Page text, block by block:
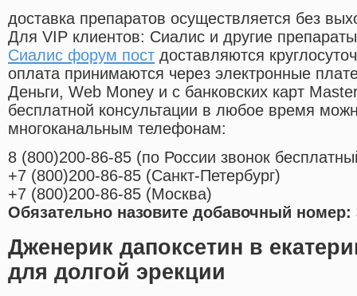
доставка препаратов осуществляется без
Для VIP клиентов: Сиалис и другие
Сиалис форум пост доставляются
оплата принимаются через электронные
Деньги, Web Money и с банковских карт
бесплатной консультации в любое время
многоканальным телефонам:
8 (800)200-86-85 (по России звонок
+7 (800)200-86-85 (Санкт-Петербург)
+7 (800)200-86-85 (Москва)
Обязательно назовите добавочный номер:
Дженерик дапоксетин в
для долгой эрекции